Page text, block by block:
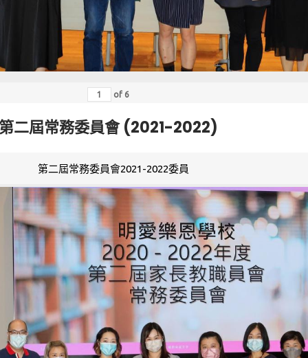
of 6
二屆常務委員會 (2021-2022)
第二屆常務委員會2021-2022委員